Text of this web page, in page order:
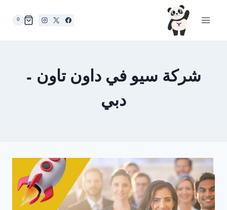
0
شركة سيو في داون تاون –
دبي